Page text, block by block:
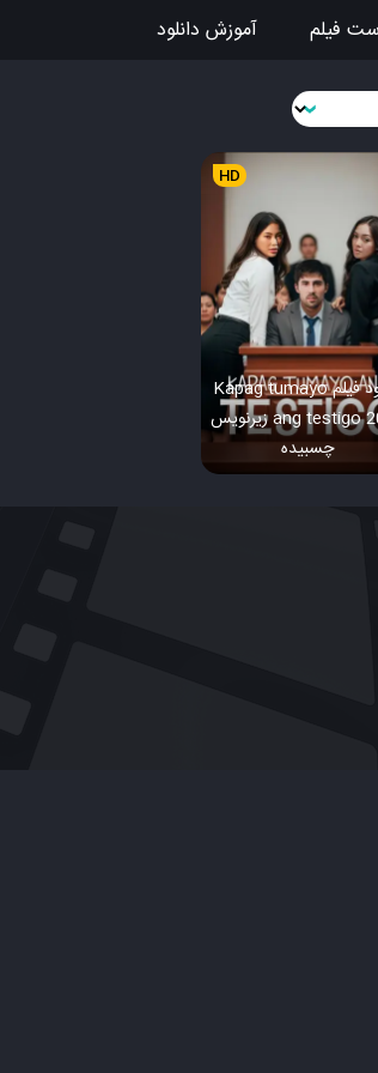
فیلم آموزش دانلود
دانلود فیلم Kapag tumayo
ang testigo 2025 زیرنویس
چسبیده
HD